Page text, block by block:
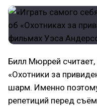
Билл Мюррей
«Охотники за
шарм. Именно
репетиций перед